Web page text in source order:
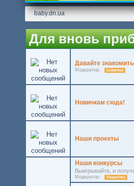
baby.dn.ua
Для вновь
Давайте
Модератор: Lediprava
Новичкам сюда!
Наши проекты
Наши конкурсы
Выигрывайте, и
Модератор: Shapochka